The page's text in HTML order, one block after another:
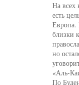
На всех
есть
близки
но
«Аль-
По